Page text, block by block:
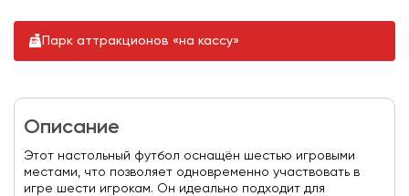
Парк аттракционов «на кассу»
Описание
Этот настольный футбол оснащён шестью игровыми
местами, что позволяет одновременно участвовать в
игре шести игрокам. Он идеально подходит для